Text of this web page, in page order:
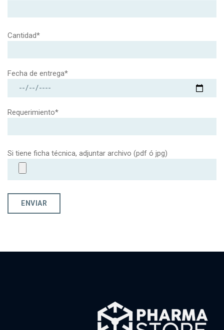
Cantidad*
Fecha de entrega*
Requerimiento*
Si tiene ficha técnica, adjuntar archivo (pdf ó jpg)